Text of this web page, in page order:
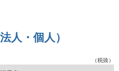
人・個人）
（税抜）